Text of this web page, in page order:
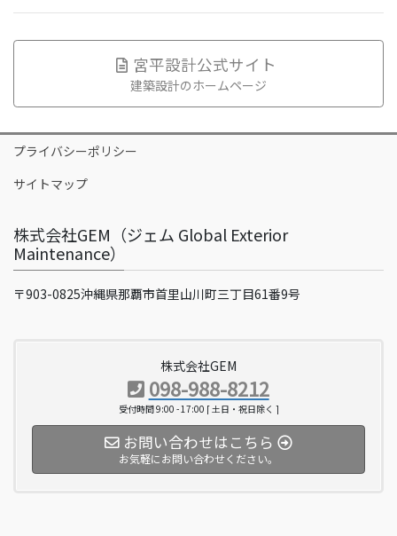
宮平設計公式サイト
建築設計のホームページ
プライバシーポリシー
サイトマップ
株式会社GEM（ジェム Global Exterior
Maintenance）
〒903-0825沖縄県那覇市首里山川町三丁目61番9号
株式会社GEM
098-988-8212
受付時間 9:00 - 17:00 [ 土日・祝日除く ]
お問い合わせはこちら
お気軽にお問い合わせください。